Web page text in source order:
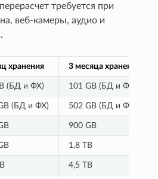
требуется при
веб-камеры, аудио и
хранения 3 месяца хранения
(БД и ФХ) 101 GB (БД и ФХ)
(БД и ФХ) 502 GB (БД и ФХ)
900 GB
1,8 TB
4,5 TB